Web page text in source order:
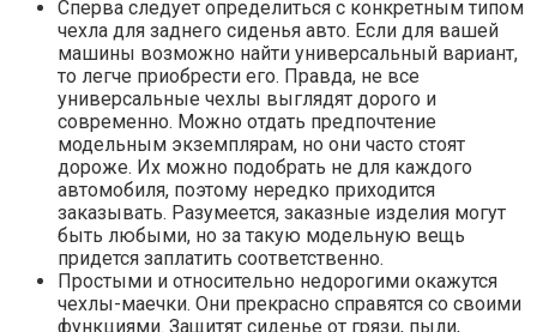
Сперва следует определиться с конкретным типом
чехла для заднего сиденья авто. Если для вашей
машины возможно найти универсальный вариант,
то легче приобрести его. Правда, не все
универсальные чехлы выглядят дорого и
современно. Можно отдать предпочтение
модельным экземплярам, но они часто стоят
дороже. Их можно подобрать не для каждого
автомобиля, поэтому нередко приходится
заказывать. Разумеется, заказные изделия могут
быть любыми, но за такую модельную вещь
придется заплатить соответственно.
Простыми и относительно недорогими окажутся
чехлы-маечки. Они прекрасно справятся со своими
функциями. Защитят сиденье от грязи, пыли,